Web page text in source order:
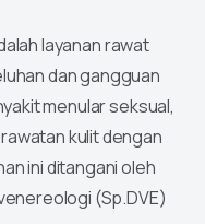
layanan rawat
dan gangguan
menular seksual,
kulit dengan
ini ditangani oleh
(Sp.DVE)